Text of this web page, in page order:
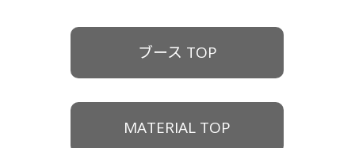
ブース TOP
MATERIAL TOP